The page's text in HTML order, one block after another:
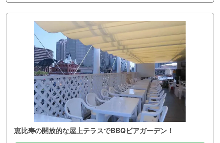
恵比寿の開放的な屋上テラスでBBQビアガーデン！